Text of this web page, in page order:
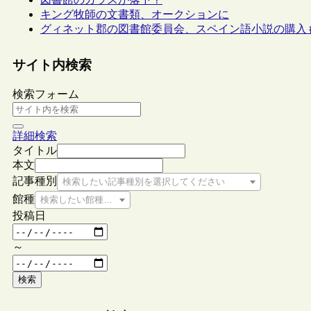
キング牧師の文書類、オークションに
グィネット郡の図書館委員会、スペイン語小説の購入
サイト内検索
検索フォーム
詳細検索
タイトル
本文
記事種別
検索したい記事種別を選択してください
館種 検索したい館種を選択してください
投稿日
～
検索